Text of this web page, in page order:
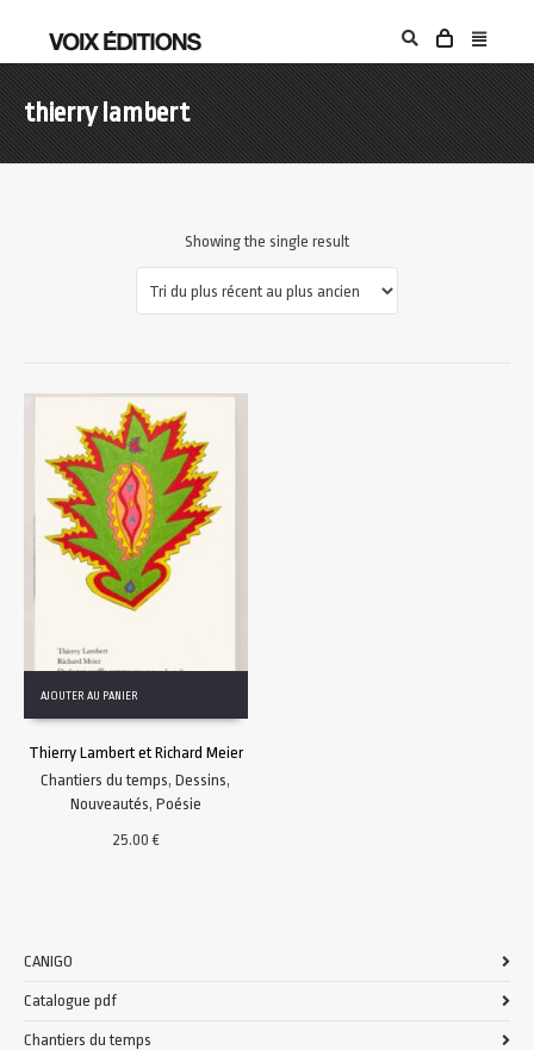
thierry lambert
Showing the single result
AJOUTER AU PANIER
Thierry Lambert et Richard Meier
Chantiers du temps,Dessins,
Nouveautés, Poésie
25.00€
CANIGO
Catalogue pdf
Chantiers du temps